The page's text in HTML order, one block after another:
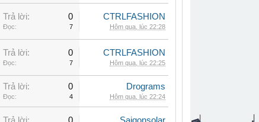
Trả lời: 0
Đọc: 7
CTRLFASHION
Hôm qua, lúc 22:28
Trả lời: 0
Đọc: 7
CTRLFASHION
Hôm qua, lúc 22:25
Trả lời: 0
Đọc: 4
Drograms
Hôm qua, lúc 22:24